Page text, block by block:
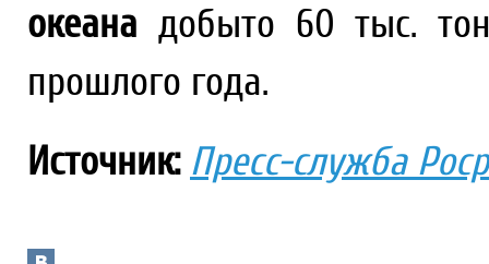
океана добыто 60 тыс.
прошлого года.
Источник: Пресс-служба